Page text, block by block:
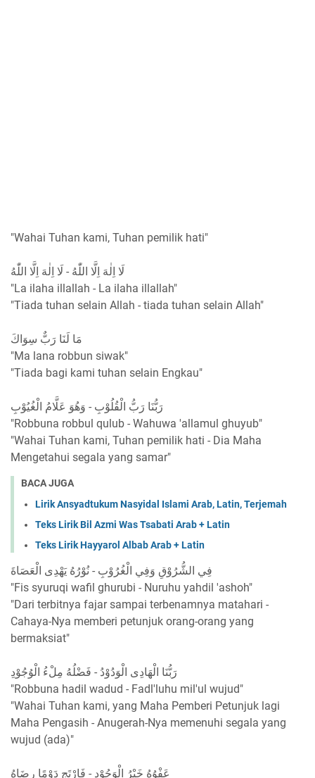
"Wahai Tuhan kami, Tuhan pemilik hati"
لَا اِلٰهَ اِلَّا اللّٰهُ - لَا اِلٰهَ اِلَّا اللّٰهُ
"La ilaha illallah - La ilaha illallah"
"Tiada tuhan selain Allah - tiada tuhan selain Allah"
مَا لَنَا رَبٌّ سِوَاكَ
"Ma lana robbun siwak"
"Tiada bagi kami tuhan selain Engkau"
رَبُّنَا رَبُّ الْقُلُوْبِ - وَهُوَ عَلَّامُ الْغُيُوْبِ
"Robbuna robbul qulub - Wahuwa 'allamul ghuyub"
"Wahai Tuhan kami, Tuhan pemilik hati - Dia Maha
Mengetahui segala yang samar"
BACA JUGA
Lirik Ansyadtukum Nasyidal Islami Arab, Latin, Terjemah
Teks Lirik Bil Azmi Was Tsabati Arab + Latin
Teks Lirik Hayyarol Albab Arab + Latin
فِي الشُّرُوْقِ وَفِي الْغُرُوْبِ - نُوْرُهُ يَهْدِى الْعَصَاةَ
"Fis syuruqi wafil ghurubi - Nuruhu yahdil 'ashoh"
"Dari terbitnya fajar sampai terbenamnya matahari -
Cahaya-Nya memberi petunjuk orang-orang yang
bermaksiat"
رَبُّنَا الْهَادِى الْوَدُوْدُ - فَضْلُهُ مِلْءُ الْوُجُوْدِ
"Robbuna hadil wadud - Fadl'luhu mil'ul wujud"
"Wahai Tuhan kami, yang Maha Pemberi Petunjuk lagi
Maha Pengasih - Anugerah-Nya memenuhi segala yang
wujud (ada)"
عَفْوُهُ خَيْرُ الْوَجُوْدِ - فَارْتَجِ دَوْمًا رِضَاهُ